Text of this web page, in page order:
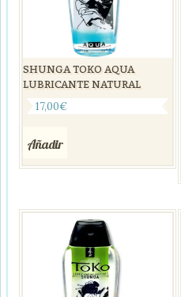
SHUNGA TOKO AQUA
LUBRICANTE NATURAL
17,00€
Añadir